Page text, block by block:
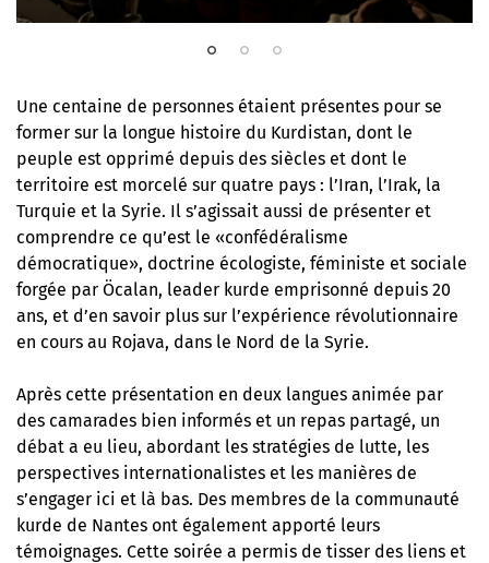
Une centaine de personnes étaient présentes pour se
former sur la longue histoire du Kurdistan, dont le
peuple est opprimé depuis des siècles et dont le
territoire est morcelé sur quatre pays : l’Iran, l’Irak, la
Turquie et la Syrie. Il s’agissait aussi de présenter et
comprendre ce qu’est le «confédéralisme
démocratique», doctrine écologiste, féministe et sociale
forgée par Öcalan, leader kurde emprisonné depuis 20
ans, et d’en savoir plus sur l’expérience révolutionnaire
en cours au Rojava, dans le Nord de la Syrie.
Après cette présentation en deux langues animée par
des camarades bien informés et un repas partagé, un
débat a eu lieu, abordant les stratégies de lutte, les
perspectives internationalistes et les manières de
s’engager ici et là bas. Des membres de la communauté
kurde de Nantes ont également apporté leurs
témoignages. Cette soirée a permis de tisser des liens et